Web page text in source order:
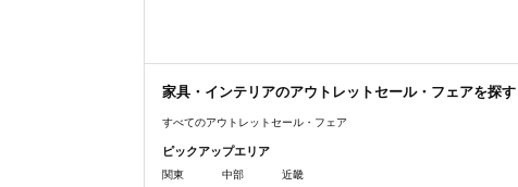
家具・インテリアのアウトレットセール・フェアを探す
すべてのアウトレットセール・フェア
ピックアップエリア
関東 中部 近畿